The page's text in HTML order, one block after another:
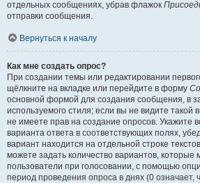
отдельных сообщениях, убрав флажок
отправки сообщения.
Вернуться к началу
Как мне создать опрос?
При создании темы или редактировании
щёлкните на вкладке или перейдите в форму
основной формой для создания сообщения, в
используемого стиля; если вы не видите такой
не имеете прав на создание опросов. Укажите
варианта ответа в соответствующих полях,
вариант находится на отдельной строке
можете задать количество вариантов, которые
пользователи при голосовании, с помощью
период проведения опроса в днях (0 означает,